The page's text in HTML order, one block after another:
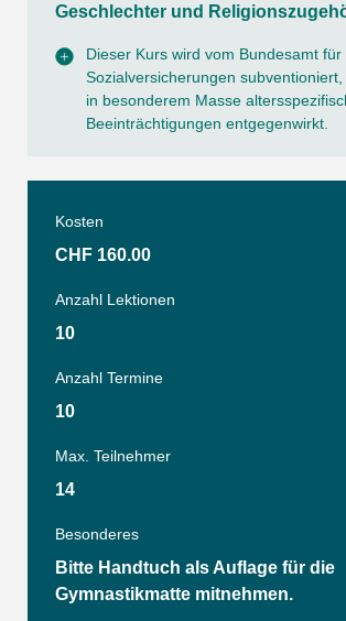
Geschlechter und
Dieser Kurs wird vom Bundesamt für
Sozialversicherungen
in besonderem Masse
Beeinträchtigungen entgegenwirkt.
Kosten
CHF 160.00
Anzahl Lektionen
10
Anzahl Termine
10
Max. Teilnehmer
14
Besonderes
Bitte Handtuch als Auflage für die
Gymnastikmatte mitnehmen.